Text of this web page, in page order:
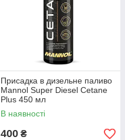
Присадка в дизельне паливо
Mannol Super Diesel Cetane
Plus 450 мл
В наявності
400 ₴